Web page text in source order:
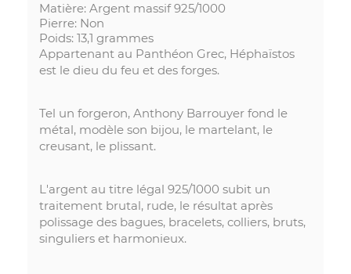
Matière: Argent massif 925/1000
Pierre: Non
Poids: 13,1 grammes
Appartenant au Panthéon Grec, Héphaïstos
est le dieu du feu et des forges.
Tel un forgeron, Anthony Barrouyer fond le
métal, modèle son bijou, le martelant, le
creusant, le plissant.
L'argent au titre légal 925/1000 subit un
traitement brutal, rude, le résultat après
polissage des bagues, bracelets, colliers, bruts,
singuliers et harmonieux.